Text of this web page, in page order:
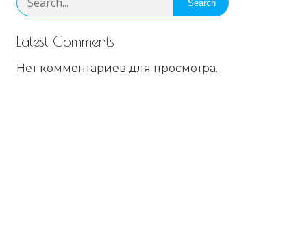
Search
Latest Comments
Нет комментариев для просмотра.